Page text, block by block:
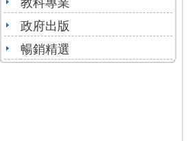
教科專業
政府出版
暢銷精選